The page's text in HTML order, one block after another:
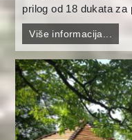
prilog od 18 dukata
Više informacija...